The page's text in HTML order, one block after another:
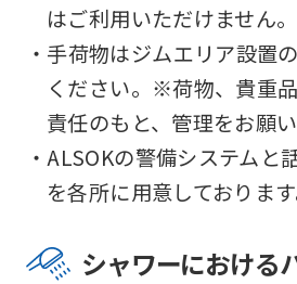
はご利用いただけません。
・手荷物はジムエリア設置
ください。※荷物、貴重
責任のもと、管理をお願い
・ALSOKの警備システムと
を各所に用意しております
シャワーにおける